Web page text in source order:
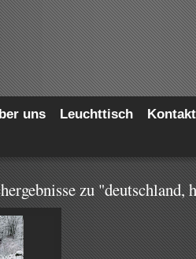
uns Leuchttisch Kontakt
zu